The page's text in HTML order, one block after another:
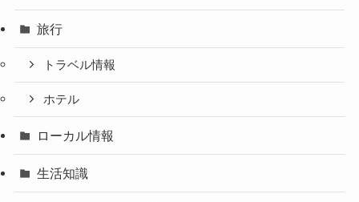
旅行
トラベル情報
ホテル
ローカル情報
生活知識